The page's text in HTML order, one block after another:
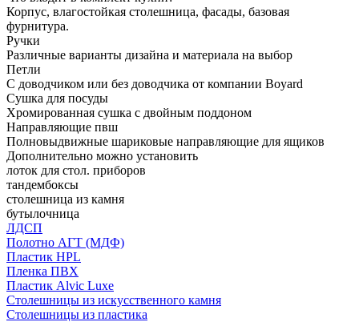
Корпус, влагостойкая столешница, фасады, базовая
фурнитура.
Ручки
Различные варианты дизайна и материала на выбор
Петли
С доводчиком или без доводчика от компании Boyard
Сушка для посуды
Хромированная сушка с двойным поддоном
Направляющие пвш
Полновыдвижные шариковые направляющие для ящиков
Дополнительно можно установить
лоток для стол. приборов
тандембоксы
столешница из камня
бутылочница
ЛДСП
Полотно АГТ (МДФ)
Пластик HPL
Пленка ПВХ
Пластик Alvic Luxe
Столешницы из искусственного камня
Столешницы из пластика